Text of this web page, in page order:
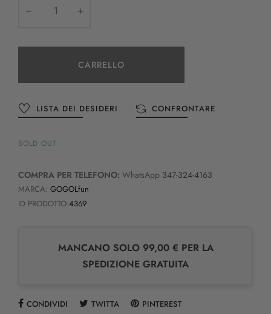
CARRELLO
LISTA DEI DESIDERI CONFRONTARE
SOLD OUT
COMPRA PER TELEFONO: WhatsApp 347-324-4163
MARCA: GOGOLfun
ID PRODOTTO:4369
MANCANO SOLO 99,00 € PER LA
SPEDIZIONE GRATUITA
CONDIVIDI TWITTA PINTEREST